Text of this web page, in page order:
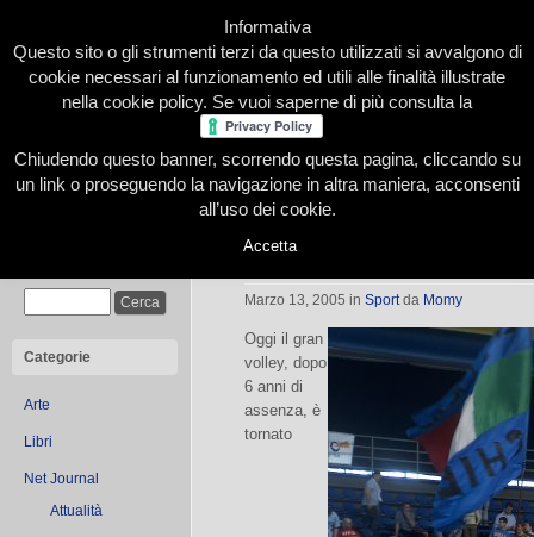
Home Presentazione Redazione Le nostre firme
Categorie
Arte
Libri
Net Journal
Attualità
Chieri torna BIG contro Istanbul
Marzo 13, 2005 in Sportda Momy
Oggi il gran
volley, dopo
6 anni di
assenza, è
tornato
Informativa
Questo sito o gli strumenti terzi da questo utilizzati si avvalgono di
cookie necessari al funzionamento ed utili alle finalità illustrate
nella cookie policy. Se vuoi saperne di più consulta la
Chiudendo questo banner, scorrendo questa pagina, cliccando su
un link o proseguendo la navigazione in altra maniera, acconsenti
all’uso dei cookie.
Accetta